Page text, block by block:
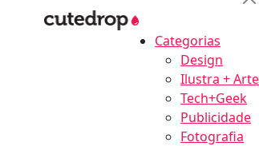
Categorias
Design
Ilustra + Arte
Tech+Geek
Publicidade
Fotografia